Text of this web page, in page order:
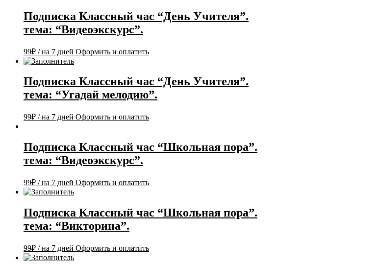
Подписка Классный час “День Учителя”.
тема: “Видеоэкскурс”.
99₽ / на 7 дней Оформить и оплатить
Подписка Классный час “День Учителя”.
тема: “Угадай мелодию”.
99₽ / на 7 дней Оформить и оплатить
Подписка Классный час “Школьная пора”.
тема: “Видеоэкскурс”.
99₽ / на 7 дней Оформить и оплатить
Подписка Классный час “Школьная пора”.
тема: “Викторина”.
99₽ / на 7 дней Оформить и оплатить